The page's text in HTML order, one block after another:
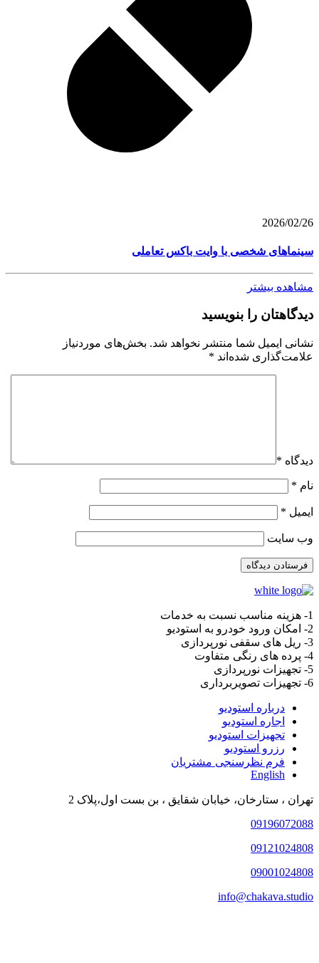
2026/02/26
سینماهای شخصی با وایت باکس تعاملی
مشاهده بیشتر
دیدگاهتان را بنویسید
نشانی ایمیل شما منتشر نخواهد شد. بخش‌های موردنیاز
علامت‌گذاری شده‌اند *
دیدگاه *
نام *
ایمیل *
وب‌ سایت
1- هزینه مناسب نسبت به خدمات
2- امکان ورود خودرو به استودیو
3- ریل های سقفی نورپردازی
4- پرده های رنگی متفاوت
5- تجهیزات نورپردازی
6- تجهیزات تصویربرداری
درباره استودیو
اجاره استودیو
تجهیزات استودیو
رزرو استودیو
فرم نظرسنجی مشتریان
English
تهران ، ستارخان، خیابان شقایق ، بن بست اول،پلاک 2
09196072088
09121024808
09001024808
info@chakava.studio